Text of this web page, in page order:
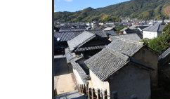
史博物館や、防府市青少
ル」などの文化施設も充
歴史や科学に触れること
な神社、自然の美しさ、
府市は、多彩な魅力を持